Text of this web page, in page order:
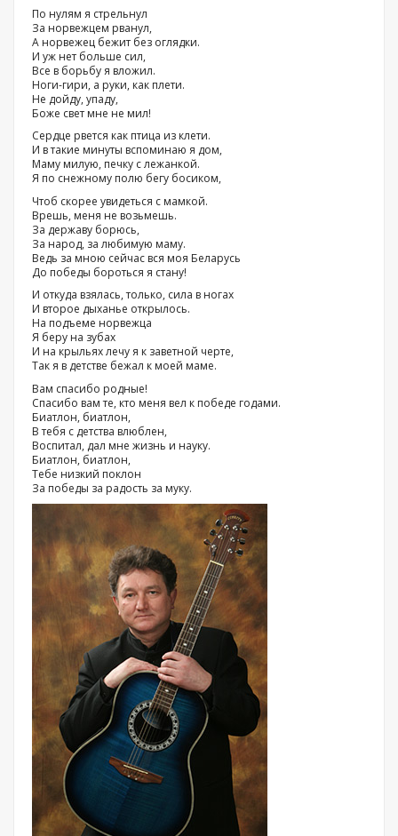
По нулям я стрельнул
За норвежцем рванул,
А норвежец бежит без оглядки.
И уж нет больше сил,
Все в борьбу я вложил.
Ноги-гири, а руки, как плети.
Не дойду, упаду,
Боже свет мне не мил!
Сердце рвется как птица из клети.
И в такие минуты вспоминаю я дом,
Маму милую, печку с лежанкой.
Я по снежному полю бегу босиком,
Чтоб скорее увидеться с мамкой.
Врешь, меня не возьмешь.
За державу борюсь,
За народ, за любимую маму.
Ведь за мною сейчас вся моя Беларусь
До победы бороться я стану!
И откуда взялась, только, сила в ногах
И второе дыханье открылось.
На подъеме норвежца
Я беру на зубах
И на крыльях лечу я к заветной черте,
Так я в детстве бежал к моей маме.
Вам спасибо родные!
Спасибо вам те, кто меня вел к победе годами.
Биатлон, биатлон,
В тебя с детства влюблен,
Воспитал, дал мне жизнь и науку.
Биатлон, биатлон,
Тебе низкий поклон
За победы за радость за муку.